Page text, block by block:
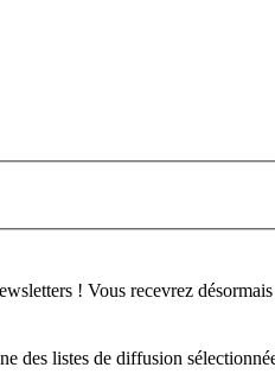
! Vous recevrez désormais
des listes de diffusion